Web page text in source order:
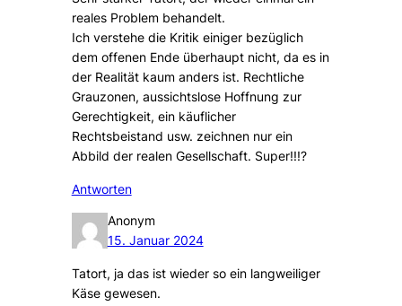
reales Problem behandelt.
Ich verstehe die Kritik einiger bezüglich
dem offenen Ende überhaupt nicht, da es in
der Realität kaum anders ist. Rechtliche
Grauzonen, aussichtslose Hoffnung zur
Gerechtigkeit, ein käuflicher
Rechtsbeistand usw. zeichnen nur ein
Abbild der realen Gesellschaft. Super!!!?
Antworten
Anonym
15. Januar 2024
Tatort, ja das ist wieder so ein langweiliger
Käse gewesen.